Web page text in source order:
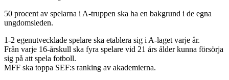
50 procent av spelarna i A-truppen ska ha en bakgrund i de egna
ungdomsleden.
1-2 egenutvecklade spelare ska etablera sig i A-laget varje år.
Från varje 16-årskull ska fyra spelare vid 21 års ålder kunna försörja
sig på att spela fotboll.
MFF ska toppa SEF:s ranking av akademierna.